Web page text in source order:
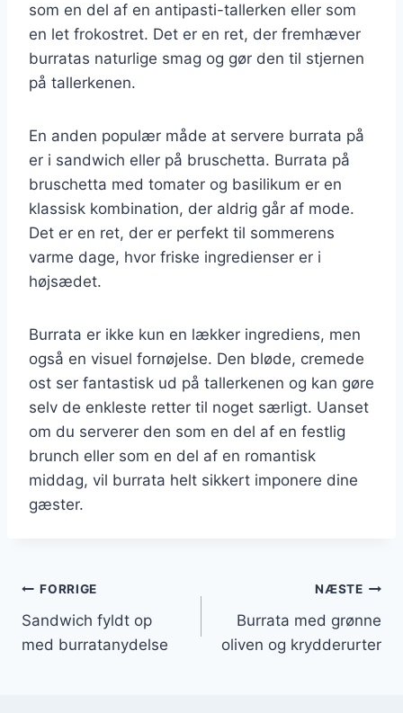
som en del af en antipasti-tallerken eller som
en let frokostret. Det er en ret, der fremhæver
burratas naturlige smag og gør den til stjernen
på tallerkenen.
En anden populær måde at servere burrata på
er i sandwich eller på bruschetta. Burrata på
bruschetta med tomater og basilikum er en
klassisk kombination, der aldrig går af mode.
Det er en ret, der er perfekt til sommerens
varme dage, hvor friske ingredienser er i
højsædet.
Burrata er ikke kun en lækker ingrediens, men
også en visuel fornøjelse. Den bløde, cremede
ost ser fantastisk ud på tallerkenen og kan gøre
selv de enkleste retter til noget særligt. Uanset
om du serverer den som en del af en festlig
brunch eller som en del af en romantisk
middag, vil burrata helt sikkert imponere dine
gæster.
Indlægsnavigation
FORRIGE
Sandwich fyldt op
med burratanydelse
NÆSTE
Burrata med grønne
oliven og krydderurter